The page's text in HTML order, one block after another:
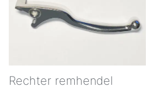
Rechter remhendel